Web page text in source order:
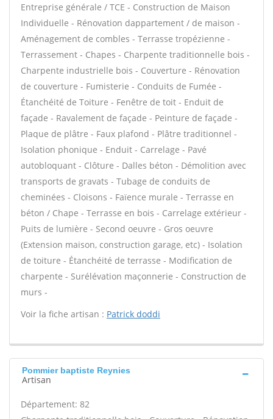
Entreprise générale / TCE - Construction de Maison
Individuelle - Rénovation dappartement / de maison -
Aménagement de combles - Terrasse tropézienne -
Terrassement - Chapes - Charpente traditionnelle bois -
Charpente industrielle bois - Couverture - Rénovation
de couverture - Fumisterie - Conduits de Fumée -
Étanchéité de Toiture - Fenêtre de toit - Enduit de
façade - Ravalement de façade - Peinture de façade -
Plaque de plâtre - Faux plafond - Plâtre traditionnel -
Isolation phonique - Enduit - Carrelage - Pavé
autobloquant - Clôture - Dalles béton - Démolition avec
transports de gravats - Tubage de conduits de
cheminées - Cloisons - Faïence murale - Terrasse en
béton / Chape - Terrasse en bois - Carrelage extérieur -
Puits de lumière - Second oeuvre - Gros oeuvre
(Extension maison, construction garage, etc) - Isolation
de toiture - Étanchéité de terrasse - Modification de
charpente - Surélévation maçonnerie - Construction de
murs -
Voir la fiche artisan : Patrick doddi
Pommier baptiste Reynies
Artisan
Département: 82